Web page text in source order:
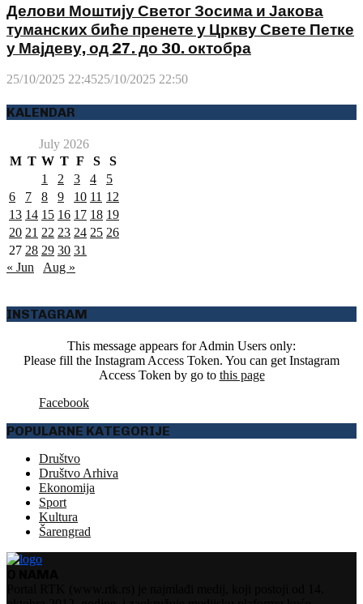
Делови Моштију Светог Зосима и Јакова
туманских биће пренете у Цркву Свете Петке
у Мајдеву, од 27. до 30. октобра
25/10/2025 22:4525/10/2025 22:50
KALENDAR
July 2026
M T W T F S
S
1
2 3 4
5
6
7 8 9 10 11 12
13 14 15 16 17 18 19
20 21 22 23 24 25 26
27 28 29 30 31
« Jun
Aug »
INSTAGRAM
This message appears for Admin Users only:
Please fill the Instagram Access Token. You can get Instagram
Access Token by go to this page
Facebook
POPULARNE KATEGORIJE
Društvo
Društvo Arhiva
Ekonomija
Sport
Kultura
Šarengrad